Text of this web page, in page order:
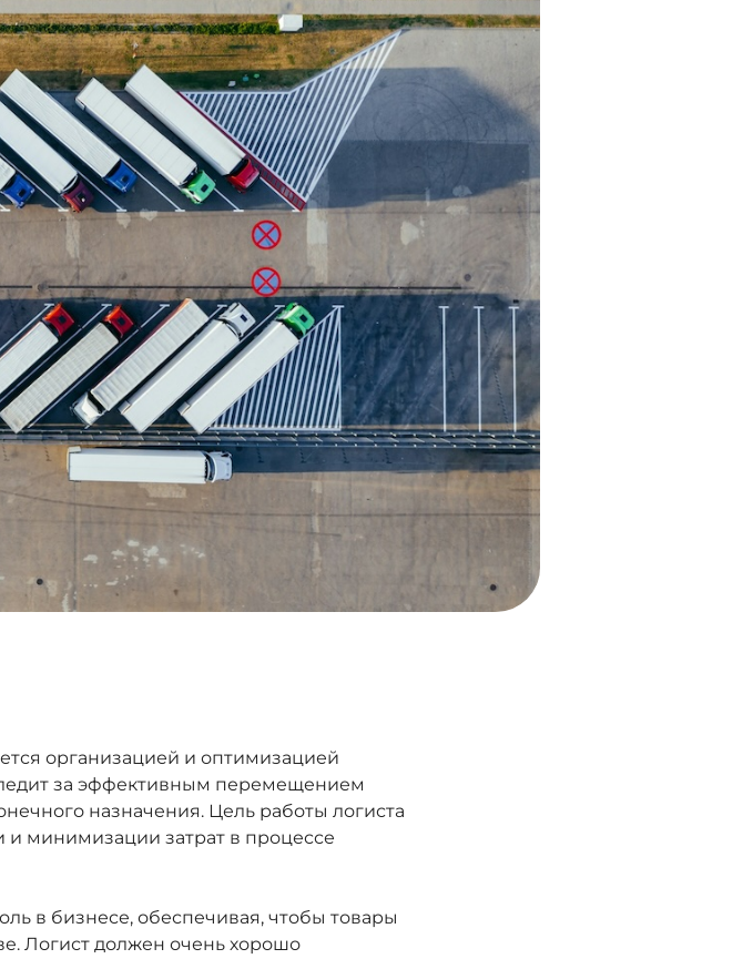
организацией и оптимизацией
за эффективным перемещением
назначения. Цель работы логиста
минимизации затрат в процессе
в бизнесе, обеспечивая, чтобы товары
Логист должен очень хорошо